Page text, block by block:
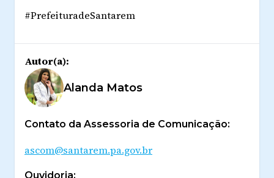
#PrefeituradeSantarem
Autor(a):
Alanda Matos
Contato da Assessoria de Comunicação:
ascom@santarem.pa.gov.br
Ouvidoria: